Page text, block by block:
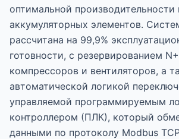
оптимальной
аккумуляторных элементов.
рассчитана на 99,9%
готовности, с резервированием
компрессоров и вентиляторов, а
автоматической логикой
управляемой программируемым
контроллером (ПЛК), который
данными по протоколу Modbus